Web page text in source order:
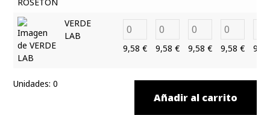
VERDE
LAB
9,58 € 9,58 € 9,58 € 9,58 €
Unidades: 0
Añadir al carrito